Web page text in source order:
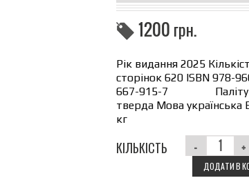
1200грн.
Рік видання 2025
сторінок 620 ISBN 978-
667-915-7
тверда Мова українська
кг
КІЛЬКІСТЬ
ДОДАТИ В